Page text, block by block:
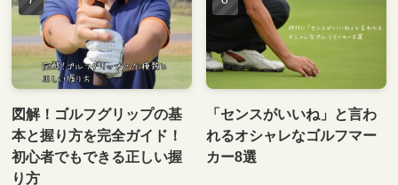
図解！ゴルフグリップの基
本と握り方を完全ガイド！
初心者でもできる正しい握
り方
「センスがいいね」と言わ
れるオシャレなゴルフマー
カー8選